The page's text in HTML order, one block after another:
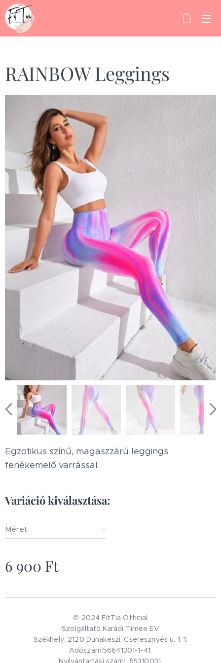
RAINBOW Leggings
Egzotikus színű, magaszzárú leggings
fenékemelő varrással.
Variáció kiválasztása:
Méret
6 900 Ft
© 2024 FitTia Official
Szolgáltató:Karádi Tímea EV
Székhely: 2120 Dunakeszi, Cseresznyés u. 1. 1.
Adószám:56641301-1-41.